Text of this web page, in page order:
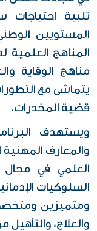
تلبية
المستويين
المناهج العلمية
مناهج الوقاية
يتماشى مع
قضية المخدرات.
ويستهدف
والمعارف
العلمي في مجال
السلوكيات
ومتميزين
والعلاج، والتأهيل